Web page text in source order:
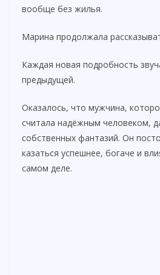
вообще без жилья.
Марина продолжала
Каждая новая подробность
предыдущей.
Оказалось, что мужчина,
считала надёжным человеком,
собственных фантазий. Он
казаться успешнее, богаче и
самом деле.